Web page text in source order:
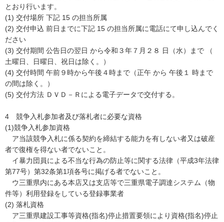
とおり行います。
(1) 交付場所 下記 15 の担当所属
(2) 交付申込 前日までに下記 15 の担当所属に電話にて申し込んでく
ださい
(3) 交付期間 公告日の翌日 から令和３年７月２８ 日（水）まで （
土曜日、日曜日、祝日は除く。）
(4) 交付時間 午前９時から午後４時まで（正午 から 午後１ 時まで
の間は除く。）
(5) 交付方法 ＤＶＤ－Ｒによる電子データで交付する。
4 競争入札参加者及び落札者に必要な資格
(1)競争入札参加資格
ア当該競争入札に係る契約を締結する能力を有しない者又は破産
者で復権を得ない者でないこと。
イ暴力団員による不当な行為の防止等に関する法律（平成3年法律
第77号）第32条第1項各号に掲げる者でないこと。
ウ三重県内にある本店又は支店等で三重県電子調達システム（物
件等）利用登録をしている登録事業者
(2) 落札資格
ア三重県建設工事等資格(指名)停止措置要領により資格(指名)停止